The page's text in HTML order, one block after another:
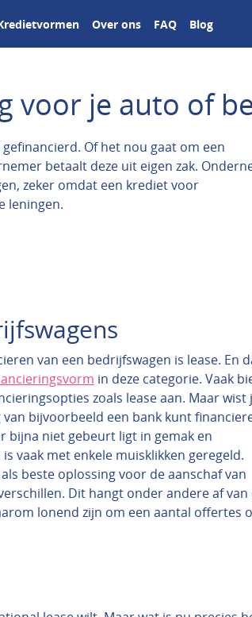
Over ons FAQ Blog
voor je auto of
Of het nou gaat om een
betaalt deze uit eigen zak.
zeker omdat een krediet voor
leningen.
van een bedrijfswagen is lease. En
in deze categorie. Vaak
zoals lease aan. Maar wist
bijvoorbeeld een bank kunt
bijna niet gebeurt ligt in gemak en
vaak met enkele muisklikken geregeld.
beste oplossing voor de aanschaf van
Dit hangt onder andere af van
lonend zijn om een aantal offertes